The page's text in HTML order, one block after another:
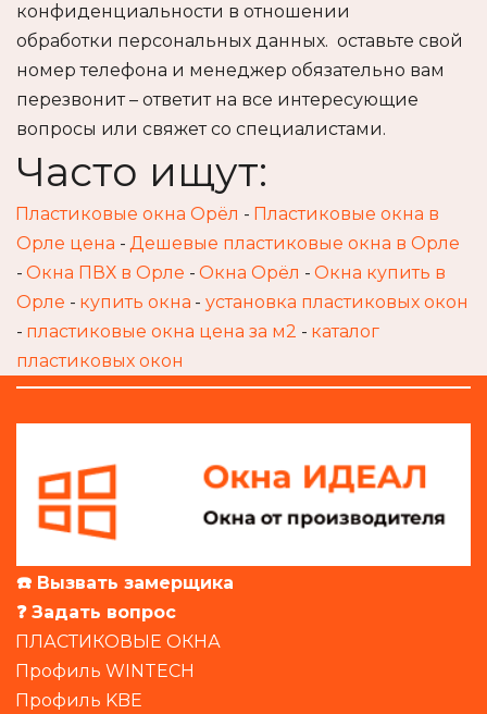
конфиденциальности в отношении
обработки персональных данных.  оставьте свой
номер телефона и менеджер обязательно вам
перезвонит – ответит на все интересующие
вопросы или свяжет со специалистами.
Часто ищут:
Пластиковые окна Орёл - Пластиковые окна в
Орле цена - Дешевые пластиковые окна в Орле
- Окна ПВХ в Орле - Окна Орёл - Окна купить в
Орле - купить окна - установка пластиковых окон
- пластиковые окна цена за м2 - каталог
пластиковых окон
☎️ Вызвать замерщика
❓ Задать вопрос
ПЛАСТИКОВЫЕ ОКНА
Профиль WINTECH
Профиль KBE